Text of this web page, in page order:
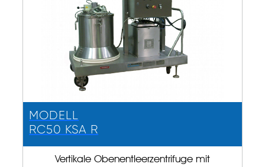
MODELL
RC50 KSA R
Vertikale Obenentleerzentrifuge mit